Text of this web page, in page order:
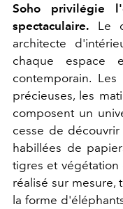
Soho privilégie
spectaculaire. Le
architecte
chaque espace
contemporain.
précieuses, les
composent un
cesse de
habillées de
tigres et
réalisé sur
la forme